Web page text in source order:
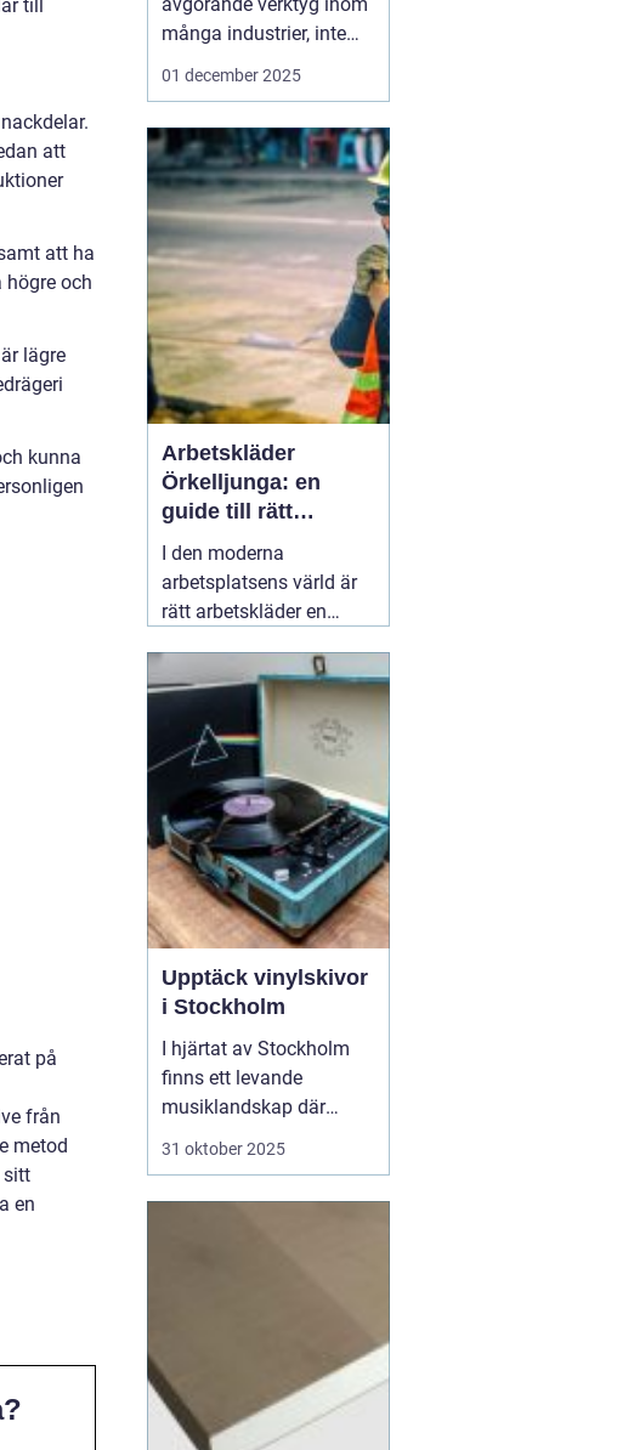
till
att
att ha
och
lägre
kunna
på
från
metod
sitt
en
många industrier, inte
minst inom
av trä och produktion av
flis. Ofta bortglömda för
deras osynliga men
viktiga arbete, <...
01 december 2025
Arbetskläder
Örkelljunga: en
guide till rätt
utrustning
I den moderna
arbetsplatsens värld är
rätt arbetskläder en
säkerhet och prestation.
För dem i Örkelljunga
finns det många
alternativ för att
december 2025
Upptäck vinylskivor
i Stockholm
I hjärtat av Stockholm
finns ett levande
musiklandskap där
vinylskivor fortfarande
31 oktober 2025